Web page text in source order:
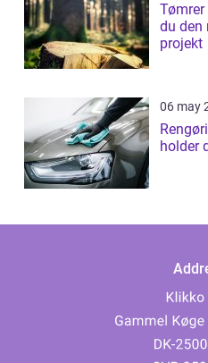
Tømrer i
du den
projekt
06 may
holder